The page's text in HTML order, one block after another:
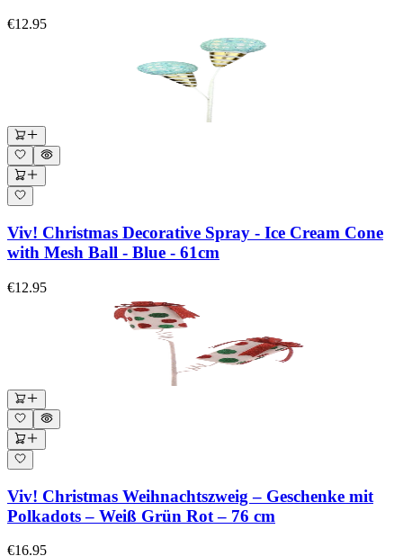
€12.95
Viv! Christmas Decorative Spray - Ice Cream Cone
with Mesh Ball - Blue - 61cm
€12.95
Viv! Christmas Weihnachtszweig – Geschenke mit
Polkadots – Weiß Grün Rot – 76 cm
€16.95